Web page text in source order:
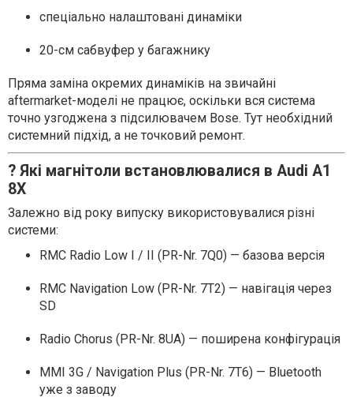
спеціально налаштовані динаміки
20-см сабвуфер у багажнику
Пряма заміна окремих динаміків на звичайні
aftermarket-моделі не працює, оскільки вся система
точно узгоджена з підсилювачем Bose. Тут необхідний
системний підхід, а не точковий ремонт.
? Які магнітоли встановлювалися в Audi A1
8X
Залежно від року випуску використовувалися різні
системи:
RMC Radio Low I / II (PR-Nr. 7Q0) — базова версія
RMC Navigation Low (PR-Nr. 7T2) — навігація через
SD
Radio Chorus (PR-Nr. 8UA) — поширена конфігурація
MMI 3G / Navigation Plus (PR-Nr. 7T6) — Bluetooth
уже з заводу